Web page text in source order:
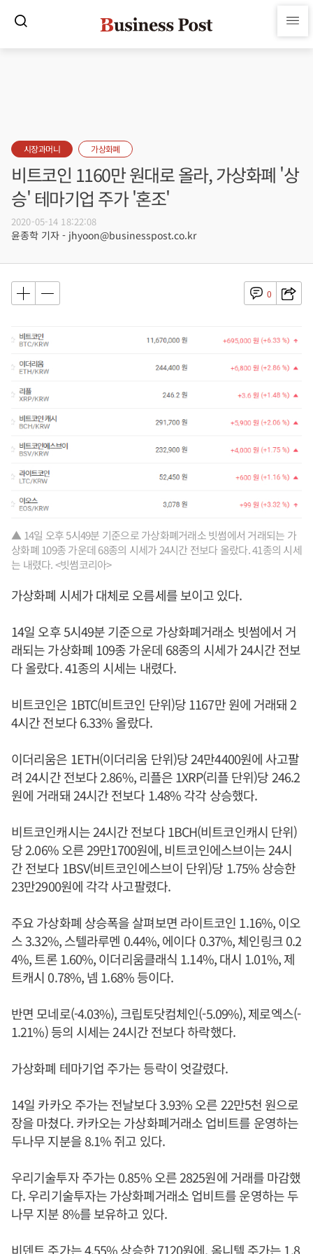
시장과머니 가상화폐
비트코인 1160만 원대로 올라, 가상화폐 '상
승' 테마기업 주가 '혼조'
2020-05-14 18:22:08
윤종학 기자 - jhyoon@businesspost.co.kr
0
▲ 14일 오후 5시49분 기준으로 가상화폐거래소 빗썸에서 거래되는 가
상화폐 109종 가운데 68종의 시세가 24시간 전보다 올랐다. 41종의 시세
는 내렸다. <빗썸코리아>
가상화폐 시세가 대체로 오름세를 보이고 있다.
14일 오후 5시49분 기준으로 가상화폐거래소 빗썸에서 거
래되는 가상화폐 109종 가운데 68종의 시세가 24시간 전보
다 올랐다. 41종의 시세는 내렸다.
비트코인은 1BTC(비트코인 단위)당 1167만 원에 거래돼 2
4시간 전보다 6.33% 올랐다.
이더리움은 1ETH(이더리움 단위)당 24만4400원에 사고팔
려 24시간 전보다 2.86%, 리플은 1XRP(리플 단위)당 246.2
원에 거래돼 24시간 전보다 1.48% 각각 상승했다.
비트코인캐시는 24시간 전보다 1BCH(비트코인캐시 단위)
당 2.06% 오른 29만1700원에, 비트코인에스브이는 24시
간 전보다 1BSV(비트코인에스브이 단위)당 1.75% 상승한
23만2900원에 각각 사고팔렸다.
주요 가상화폐 상승폭을 살펴보면 라이트코인 1.16%, 이오
스 3.32%, 스텔라루멘 0.44%, 에이다 0.37%, 체인링크 0.2
4%, 트론 1.60%, 이더리움클래식 1.14%, 대시 1.01%, 제
트캐시 0.78%, 넴 1.68% 등이다.
반면 모네로(-4.03%), 크립토닷컴체인(-5.09%), 제로엑스(-
1.21%) 등의 시세는 24시간 전보다 하락했다.
가상화폐 테마기업 주가는 등락이 엇갈렸다.
14일 카카오 주가는 전날보다 3.93% 오른 22만5천 원으로
장을 마쳤다. 카카오는 가상화폐거래소 업비트를 운영하는
두나무 지분을 8.1% 쥐고 있다.
우리기술투자 주가는 0.85% 오른 2825원에 거래를 마감했
다. 우리기술투자는 가상화폐거래소 업비트를 운영하는 두
나무 지분 8%를 보유하고 있다.
비덴트 주가는 4.55% 상승한 7120원에, 옴니텔 주가는 1.8